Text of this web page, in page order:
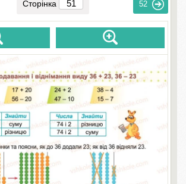
Сторінка 52